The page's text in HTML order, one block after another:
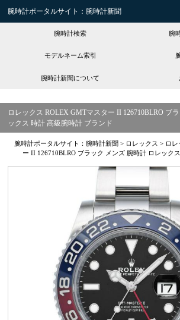
腕時計ポータルサイト：腕時計新聞
腕時計検索 腕
モデルネーム索引
腕時計新聞について
ロレックス ROLEX GMTマスター II 126710BLRO ブ
ックス 時計 高級腕時計 ブランド
腕時計ポータルサイト：腕時計新聞 > ロレックス > ロ
ー II 126710BLRO ブラック メンズ 腕時計 ロレック